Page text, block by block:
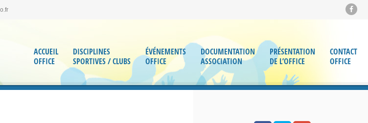
ACCUEIL
OFFICE
DISCIPLINES
SPORTIVES / CLUBS
ÉVÉNEMENTS
OFFICE
DOCUMENTATION
ASSOCIATION
PRÉSENTATION
DE L’OFFICE
CONTACT
OFFICE